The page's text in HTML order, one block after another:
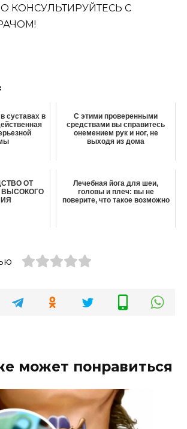
КОНСУЛЬТИРУЙТЕСЬ С
суставах в
С этими проверенными
средствами вы справитесь
онемением рук и ног, не
выходя из дома
ОТ
ВЫСОКОГО
Лечебная йога для шеи,
головы и плеч: вы не
поверите, что такое возможно
может понравиться